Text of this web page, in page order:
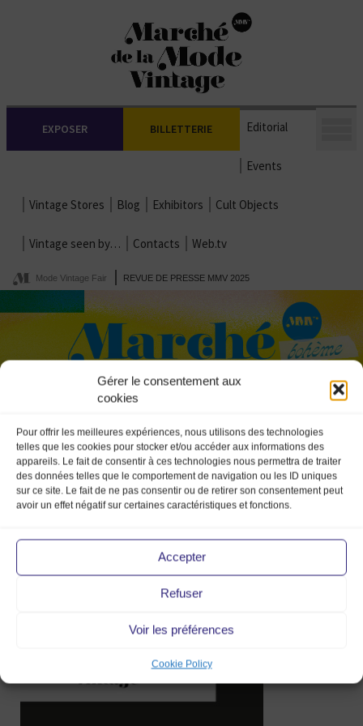
Gérer le consentement aux
cookies
Pour offrir les meilleures expériences, nous utilisons des technologies
telles que les cookies pour stocker et/ou accéder aux informations des
appareils. Le fait de consentir à ces technologies nous permettra de traiter
des données telles que le comportement de navigation ou les ID uniques
sur ce site. Le fait de ne pas consentir ou de retirer son consentement peut
avoir un effet négatif sur certaines caractéristiques et fonctions.
Accepter
Refuser
Voir les préférences
Cookie Policy
EXPOSER BILLETTERIE Editorial
Events
Vintage Stores Blog Exhibitors Cult Objects
Vintage seen by… Contacts Web.tv
Mode Vintage Fair REVUE DE PRESSE MMV 2025
REVUE DE
PRESSE MMV 2025